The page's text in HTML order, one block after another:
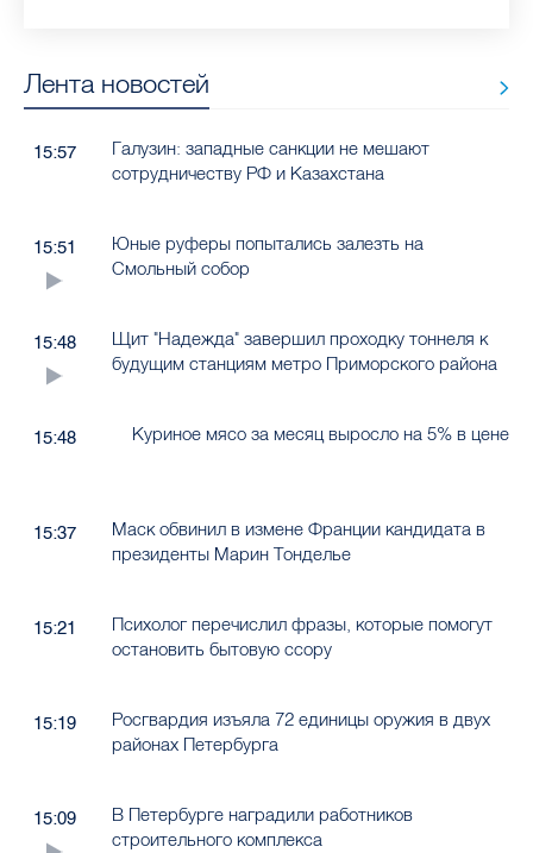
Лента новостей
15:57
Галузин: западные санкции не мешают
сотрудничеству РФ и Казахстана
15:51
Юные руферы попытались залезть на
Смольный собор
15:48
Щит "Надежда" завершил проходку тоннеля к
будущим станциям метро Приморского района
15:48 Куриное мясо за месяц выросло на 5% в цене
15:37
Маск обвинил в измене Франции кандидата в
президенты Марин Тонделье
15:21
Психолог перечислил фразы, которые помогут
остановить бытовую ссору
15:19
Росгвардия изъяла 72 единицы оружия в двух
районах Петербурга
15:09
В Петербурге наградили работников
строительного комплекса